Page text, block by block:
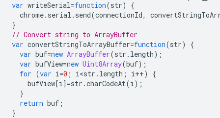
var writeSerial=function(str)
{
chrome. serial . send(connectionId,
}
// Convert string to ArrayBuffer
var convertStringToArrayBuffer=function(str)
{
var buf=new ArrayBuffer(str . length);
var bufView=new Uint8Array(buf);
for (var i=0 ; i<str . length ; i++)
{
bufView[i] =str .charCodeAt(i);
}
return buf ;
}